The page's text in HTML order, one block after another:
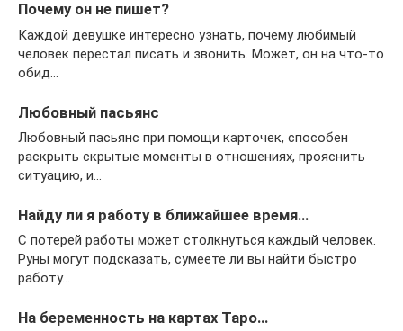
Почему он не пишет?
Каждой девушке интересно узнать, почему любимый
человек перестал писать и звонить. Может, он на что-то
обид…
Любовный пасьянс
Любовный пасьянс при помощи карточек, способен
раскрыть скрытые моменты в отношениях, прояснить
ситуацию, и…
Найду ли я работу в ближайшее время…
С потерей работы может столкнуться каждый человек.
Руны могут подсказать, сумеете ли вы найти быстро
работу…
На беременность на картах Таро…